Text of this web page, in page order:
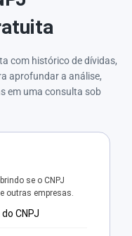
com histórico de dívidas,
aprofundar a análise,
em uma consulta sob
se o CNPJ
outras empresas.
CNPJ